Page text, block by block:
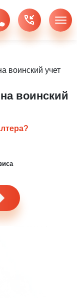
воинский учет
воинский